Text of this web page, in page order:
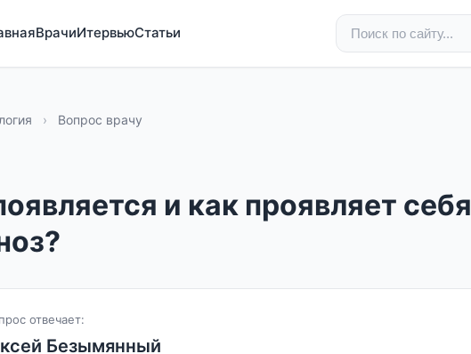
ВрачиИтервьюСтатьи
› Вопрос врачу
и как проявляет себя
отвечает:
Безымянный